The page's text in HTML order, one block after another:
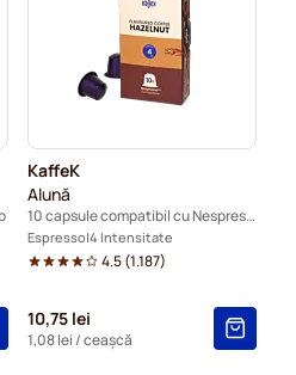
KaffeK
Alună
10 capsule compatibil cu Nespresso®
Espresso 4 Intensitate
4.5(1.187)
10,75 lei
1,08 lei / ceașcă